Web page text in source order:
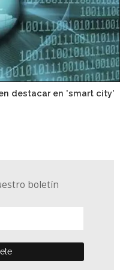
destacar en 'smart city'
boletín